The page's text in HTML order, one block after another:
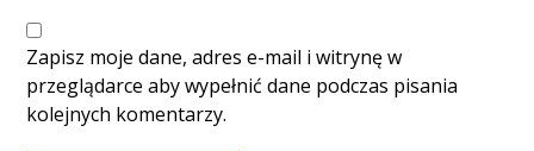
Zapisz moje dane, adres e-mail i witrynę w
przeglądarce aby wypełnić dane podczas pisania
kolejnych komentarzy.